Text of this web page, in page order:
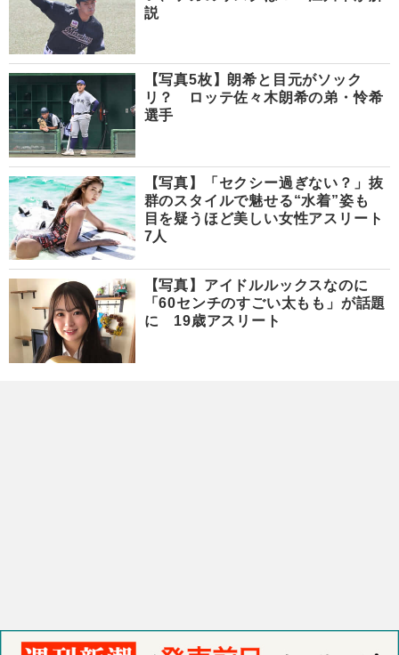
説
【写真5枚】朗希と目元がソック
リ？ ロッテ佐々木朗希の弟・怜希
選手
【写真】「セクシー過ぎない？」抜
群のスタイルで魅せる“水着”姿も
目を疑うほど美しい女性アスリート
7人
【写真】アイドルルックスなのに
「60センチのすごい太もも」が話題
に 19歳アスリート